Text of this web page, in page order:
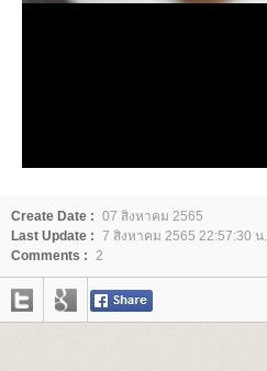
Create Date : 07 สิงหาคม 2565
Last Update : 7 สิงหาคม 2565 22:57:30 น.
Comments : 2